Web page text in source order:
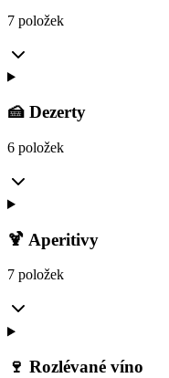
7 položek
🍰 Dezerty
6 položek
🍹 Aperitivy
7 položek
🍷 Rozlévané víno